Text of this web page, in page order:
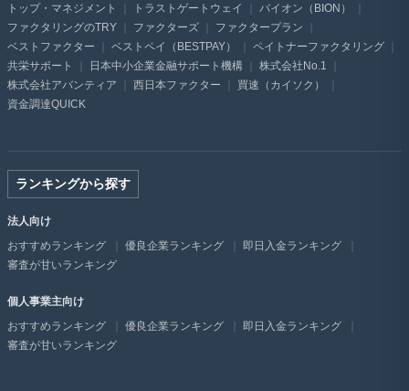
トップ・マネジメント
トラストゲートウェイ
バイオン（BION）
ファクタリングのTRY
ファクターズ
ファクタープラン
ベストファクター
ベストペイ（BESTPAY）
ペイトナーファクタリング
共栄サポート
日本中小企業金融サポート機構
株式会社No.1
株式会社アバンティア
西日本ファクター
買速（カイソク）
資金調達QUICK
ランキングから探す
法人向け
おすすめランキング
優良企業ランキング
即日入金ランキング
審査が甘いランキング
個人事業主向け
おすすめランキング
優良企業ランキング
即日入金ランキング
審査が甘いランキング